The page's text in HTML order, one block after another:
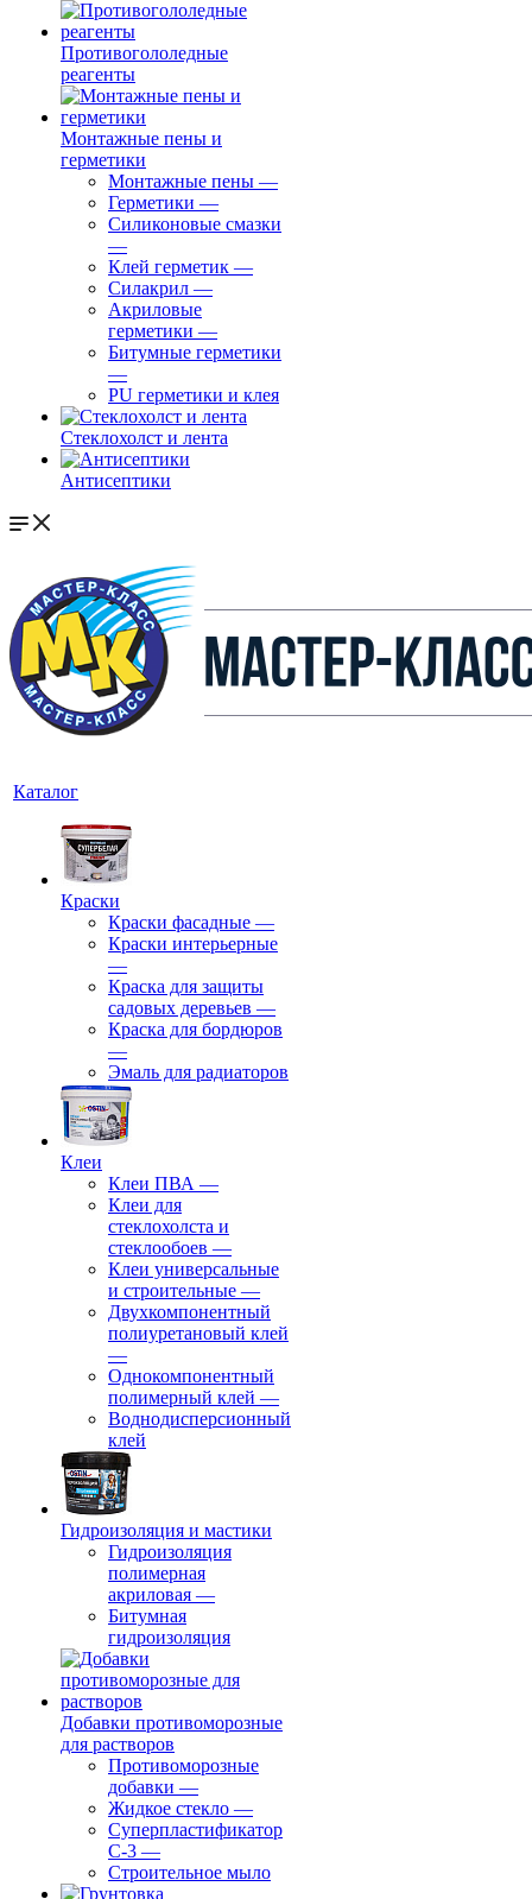
Противогололедные
реагенты
Монтажные пены и
герметики
Монтажные пены —
Герметики —
Силиконовые смазки
—
Клей герметик —
Силакрил —
Акриловые
герметики —
Битумные герметики
—
PU герметики и клея
Стеклохолст и лента
Антисептики
Каталог
Краски
Краски фасадные —
Краски интерьерные
—
Краска для защиты
садовых деревьев —
⁠Краска для бордюров
—
Эмаль для радиаторов
Клеи
Клеи ПВА —
Клеи для
стеклохолста и
стеклообоев —
Клеи универсальные
и строительные —
Двухкомпонентный
полиуретановый клей
—
Однокомпонентный
полимерный клей —
Воднодисперсионный
клей
Гидроизоляция и мастики
Гидроизоляция
полимерная
акриловая —
Битумная
гидроизоляция
Добавки противоморозные
для растворов
Противоморозные
добавки —
Жидкое стекло —
Суперпластификатор
С-3 —
Строительное мыло